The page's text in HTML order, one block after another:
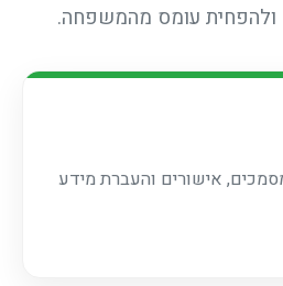
ולהפחית עומס מהמשפחה.
אישורים והעברת מידע